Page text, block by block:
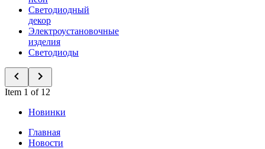
Светодиодный
декор
Электроустановочные
изделия
Светодиоды
Item 1 of 12
Новинки
Главная
Новости